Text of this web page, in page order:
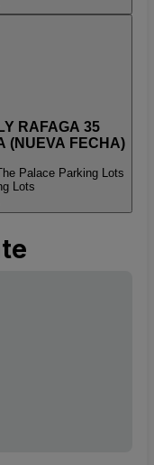
RAFAGA 35
(NUEVA FECHA)
Palace Parking Lots
Lots